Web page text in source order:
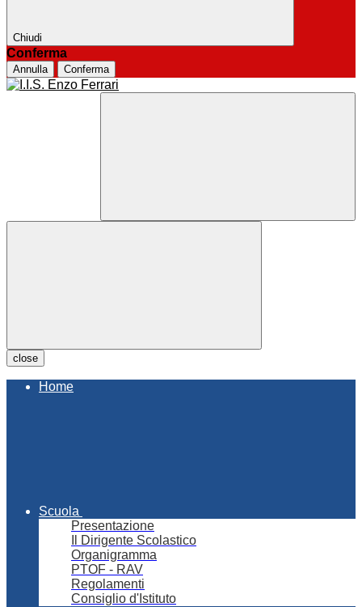
Chiudi
Conferma
Annulla Conferma
close
Home
Scuola
Presentazione
Il Dirigente Scolastico
Organigramma
PTOF - RAV
Regolamenti
Consiglio d'Istituto